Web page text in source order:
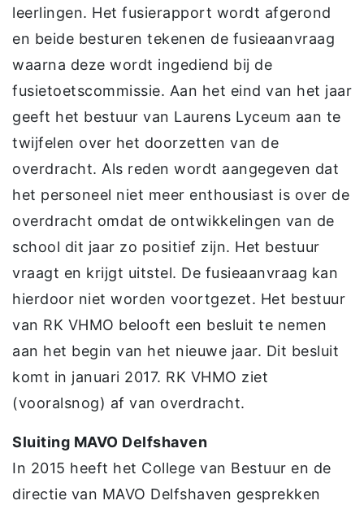
leerlingen. Het fusierapport wordt afgerond
en beide besturen tekenen de fusieaanvraag
waarna deze wordt ingediend bij de
fusietoetscommissie. Aan het eind van het jaar
geeft het bestuur van Laurens Lyceum aan te
twijfelen over het doorzetten van de
overdracht. Als reden wordt aangegeven dat
het personeel niet meer enthousiast is over de
overdracht omdat de ontwikkelingen van de
school dit jaar zo positief zijn. Het bestuur
vraagt en krijgt uitstel. De fusieaanvraag kan
hierdoor niet worden voortgezet. Het bestuur
van RK VHMO belooft een besluit te nemen
aan het begin van het nieuwe jaar. Dit besluit
komt in januari 2017. RK VHMO ziet
(vooralsnog) af van overdracht.
Sluiting MAVO Delfshaven
In 2015 heeft het College van Bestuur en de
directie van MAVO Delfshaven gesprekken